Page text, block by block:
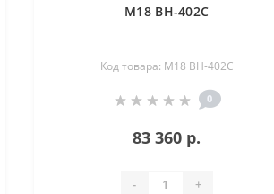
M18 BH-402C
Код товара: M18 BH-402C
0
83 360 р.
- +